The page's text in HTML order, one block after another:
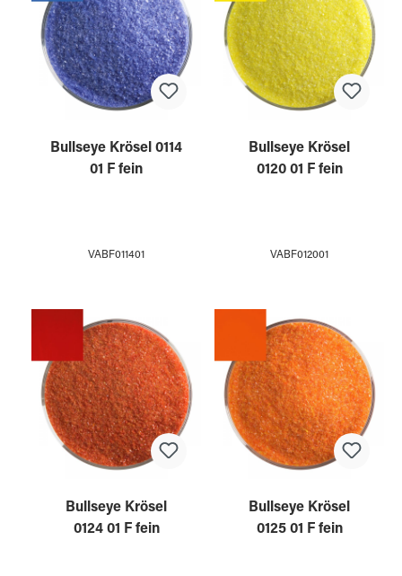
Bullseye Krösel 0114
01 F fein
VABF011401
Bullseye Krösel
0120 01 F fein
VABF012001
Bullseye Krösel
0124 01 F fein
Bullseye Krösel
0125 01 F fein